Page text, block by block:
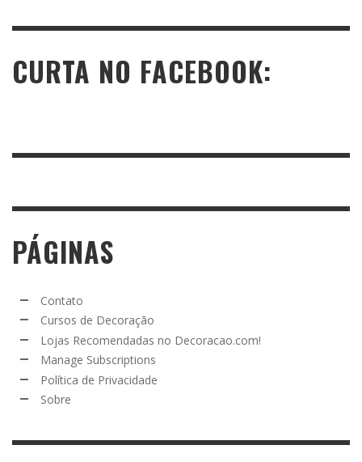
CURTA NO FACEBOOK:
PÁGINAS
Contato
Cursos de Decoração
Lojas Recomendadas no Decoracao.com!
Manage Subscriptions
Política de Privacidade
Sobre